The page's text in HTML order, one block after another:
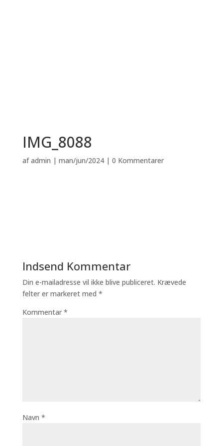
IMG_8088
afadmin | man/jun/2024| 0 Kommentarer
Indsend Kommentar
Din e-mailadresse vil ikke blive publiceret. Krævede
felter er markeret med *
Kommentar *
Navn *